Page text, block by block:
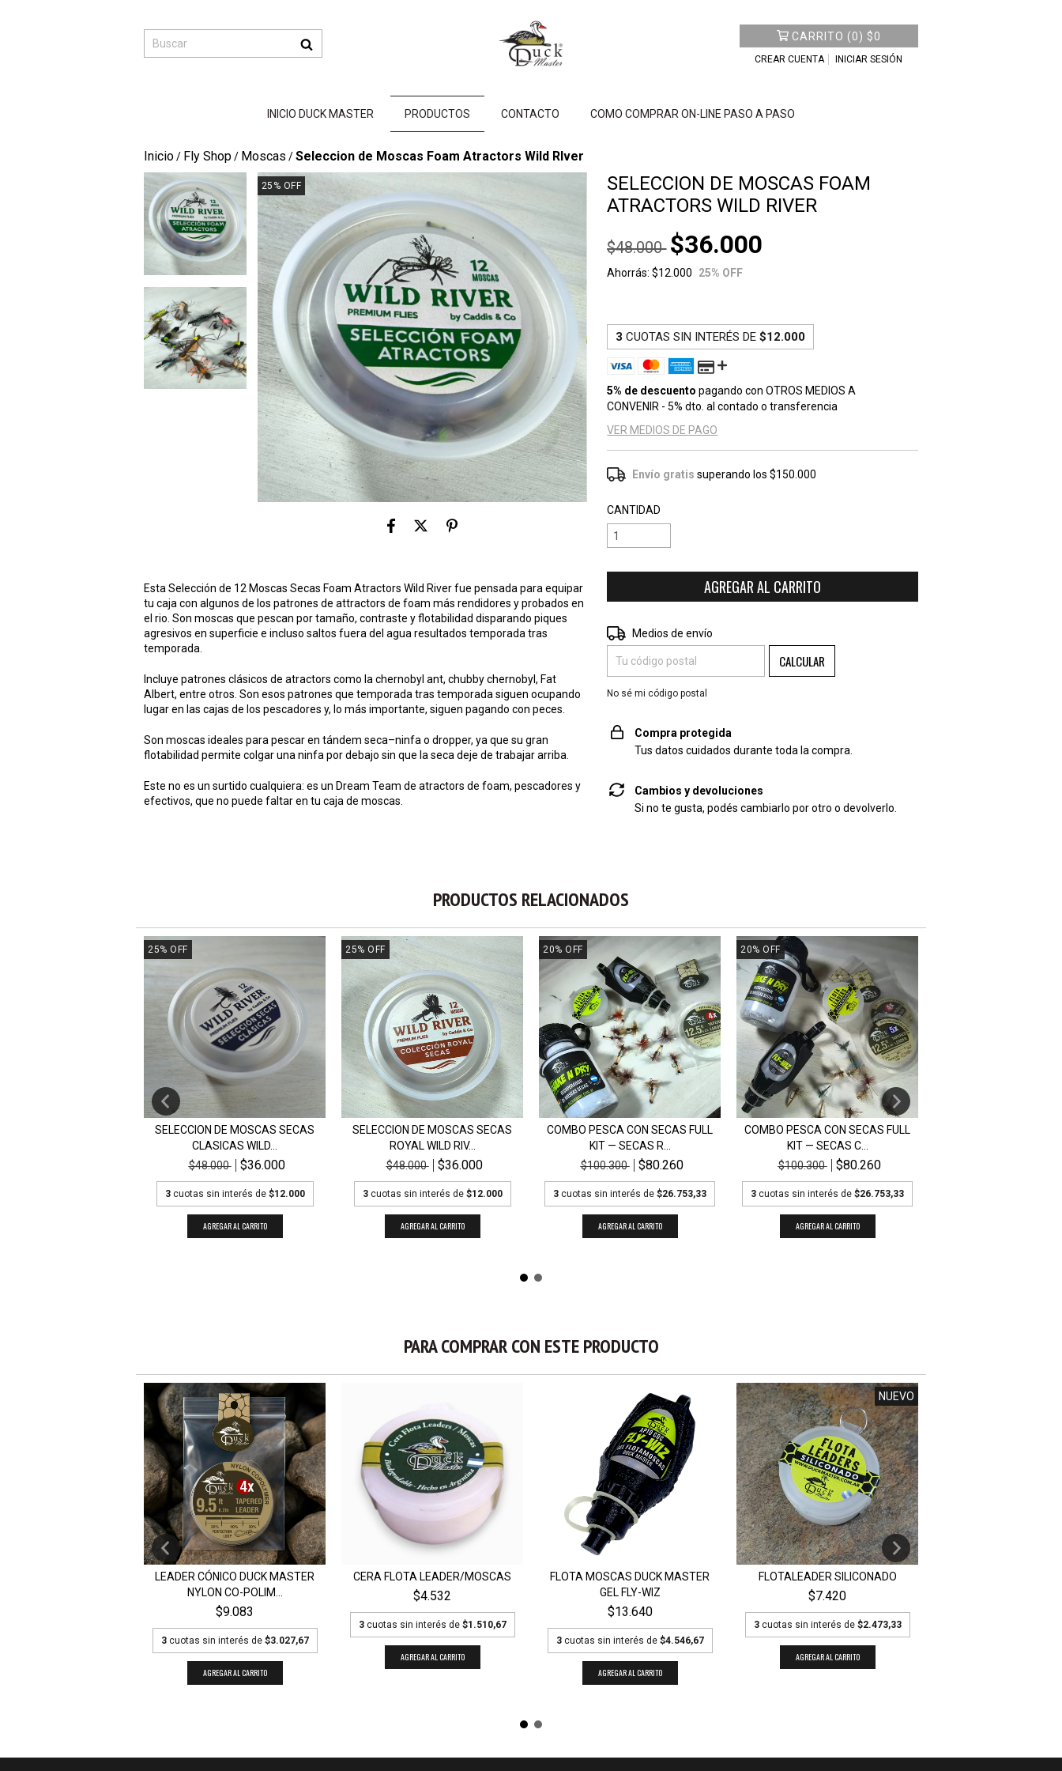
CARRITO (0) $0
CREAR CUENTA INICIAR SESIÓN
INICIO DUCK MASTER PRODUCTOS CONTACTO COMO COMPRAR ON-LINE PASO A PASO
Inicio/ Fly Shop/ Moscas /Seleccion de Moscas Foam Atractors Wild RIver
25 % OFF
Esta Selección de 12 Moscas Secas Foam Atractors Wild River fue pensada para equipar
tu caja con algunos de los patrones de attractors de foam más rendidores y probados en
el rio. Son moscas que pescan por tamaño, contraste y flotabilidad disparando piques
agresivos en superficie e incluso saltos fuera del agua resultados temporada tras
temporada.
Incluye patrones clásicos de atractors como la chernobyl ant, chubby chernobyl, Fat
Albert, entre otros. Son esos patrones que temporada tras temporada siguen ocupando
lugar en las cajas de los pescadores y, lo más importante, siguen pagando con peces.
Son moscas ideales para pescar en tándem seca–ninfa o dropper, ya que su gran
flotabilidad permite colgar una ninfa por debajo sin que la seca deje de trabajar arriba.
Este no es un surtido cualquiera: es un Dream Team de atractors de foam, pescadores y
efectivos, que no puede faltar en tu caja de moscas.
SELECCION DE MOSCAS FOAM
ATRACTORS WILD RIVER
$48.000 $36.000
Ahorrás: $12.000 25% OFF
3 CUOTAS SIN INTERÉS DE$12.000
5% de descuento pagando con OTROS MEDIOS A
CONVENIR - 5% dto. al contado o transferencia
VER MEDIOS DE PAGO
Envío gratis superando los $150.000
CANTIDAD
Entregas para el CP:
Medios de envío
CALCULAR
No sé mi código postal
Compra protegida
Tus datos cuidados durante toda la compra.
Cambios y devoluciones
Si no te gusta, podés cambiarlo por otro o devolverlo.
PRODUCTOS RELACIONADOS
25% OFF
SELECCION DE MOSCAS SECAS
CLASICAS WILD...
$48.000
$36.000
3 cuotas sin interés de $12.000
25% OFF
SELECCION DE MOSCAS SECAS
ROYAL WILD RIV...
$48.000
$36.000
3 cuotas sin interés de $12.000
20% OFF
COMBO PESCA CON SECAS FULL
KIT — SECAS R...
$100.300
$80.260
3 cuotas sin interés de $26.753,33
20% OFF
COMBO PESCA CON SECAS FULL
KIT — SECAS C...
$100.300
$80.260
3 cuotas sin interés de $26.753,33
PARA COMPRAR CON ESTE PRODUCTO
LEADER CÓNICO DUCK MASTER
NYLON CO-POLIM...
$9.083
3 cuotas sin interés de $3.027,67
AGREGAR AL CARRITO
CERA FLOTA LEADER/MOSCAS
$4.532
3 cuotas sin interés de $1.510,67
FLOTA MOSCAS DUCK MASTER
GEL FLY-WIZ
$13.640
3 cuotas sin interés de $4.546,67
AGREGAR AL CARRITO
NUEVO
FLOTALEADER SILICONADO
$7.420
3 cuotas sin interés de $2.473,33